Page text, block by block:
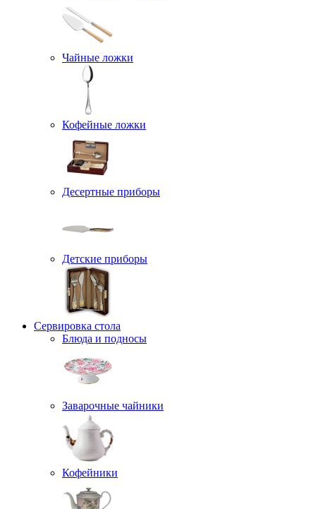
Чайные ложки
Кофейные ложки
Десертные приборы
Детские приборы
Сервировка стола
Блюда и подносы
Заварочные чайники
Кофейники